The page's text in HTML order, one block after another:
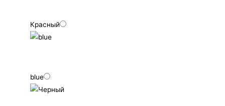
Красный
blue